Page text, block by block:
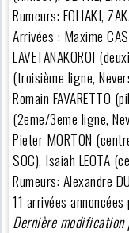
Rumeurs: FOLIAKI,
Arrivées : Maxime
LAVETANAKOROI
(troisième ligne,
Romain FAVARETTO
(2eme/3eme ligne,
Pieter MORTON
SOC), Isaiah LEOTA
Rumeurs: Alexandre
11 arrivées
Dernière